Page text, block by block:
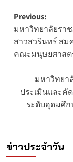
Post
Previous:
มหาวิทยาลัยรา
สาวสวรินทร์ ส
คณะมนุษยศาสต
มหาวิทยา
ประเมินและคั
ระดับอุดมศึก
ข่าวประจำวัน